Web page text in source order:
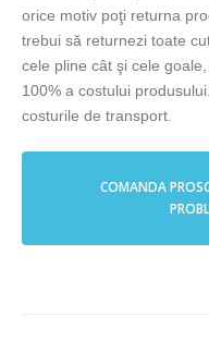
orice motiv poţi returna
trebui să returnezi toate
cele pline cât şi cele
100% a costului
costurile de transport.
COMANDA